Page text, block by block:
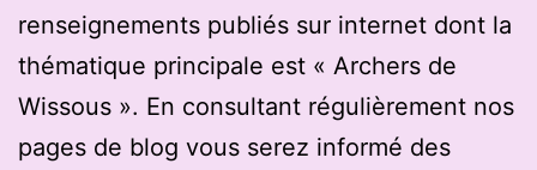
renseignements publiés sur internet dont la
thématique principale est « Archers de
Wissous ». En consultant régulièrement nos
pages de blog vous serez informé des